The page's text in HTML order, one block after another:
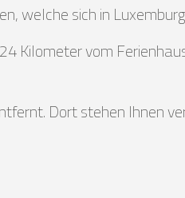
welche sich in
Kilometer vom
Dort stehen Ihnen